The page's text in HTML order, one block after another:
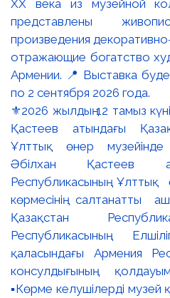
⚜️2026 жылдың 12 тамыз
Қастеев атындағы
Ұлттық өнер
Әбілхан Қастеев
Республикасының
көрмесінің
Қазақстан
Республикасының
қаласындағы Армения
консулдығының
▪️Көрме келушілерді музей